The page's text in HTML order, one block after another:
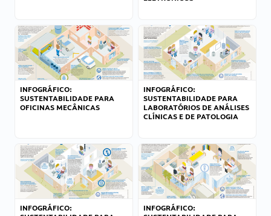
INFOGRÁFICO:
SUSTENTABILIDADE PARA
OFICINAS MECÂNICAS
INFOGRÁFICO:
SUSTENTABILIDADE PARA
LABORATÓRIOS DE ANÁLISES
CLÍNICAS E DE PATOLOGIA
INFOGRÁFICO:
INFOGRÁFICO: